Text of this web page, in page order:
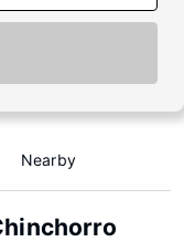
Nearby